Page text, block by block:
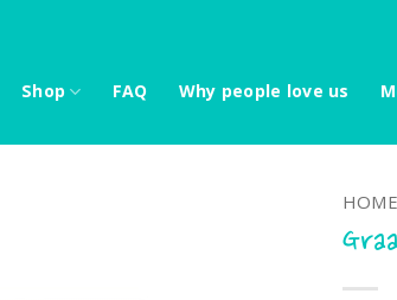
Shop FAQ Why people love us
HOME